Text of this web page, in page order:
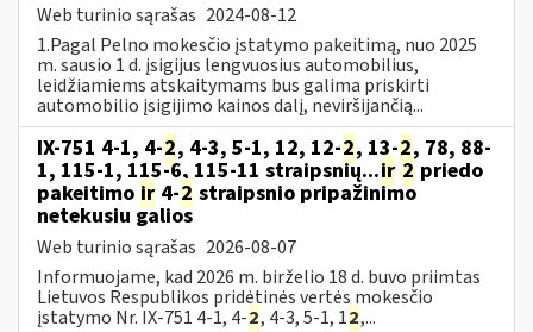
Web turinio sąrašas 2024-08-12
1.Pagal Pelno mokesčio įstatymo pakeitimą, nuo 2025
m. sausio 1 d. įsigijus lengvuosius automobilius,
leidžiamiems atskaitymams bus galima priskirti
automobilio įsigijimo kainos dalį, neviršijančią...
IX-751 4-1, 4-2, 4-3, 5-1, 12, 12-2, 13-2, 78, 88-
1, 115-1, 115-6, 115-11 straipsnių...ir 2 priedo
pakeitimo ir 4-2 straipsnio pripažinimo
netekusiu galios
Web turinio sąrašas 2026-08-07
Informuojame, kad 2026 m. birželio 18 d. buvo priimtas
Lietuvos Respublikos pridėtinės vertės mokesčio
įstatymo Nr. IX-751 4-1, 4-2, 4-3, 5-1, 12,...